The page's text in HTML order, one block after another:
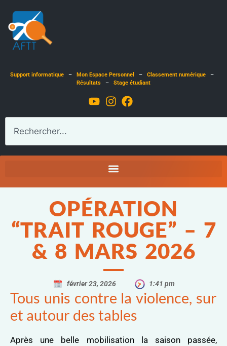
Support informatique – Mon Espace Personnel – Classement numérique –
Résultats – Stage étudiant
OPÉRATION
“TRAIT ROUGE” – 7
& 8 MARS 2026
février 23, 2026 1:41 pm
Tous unis contre la violence, sur
et autour des tables
Après une belle mobilisation la saison passée,